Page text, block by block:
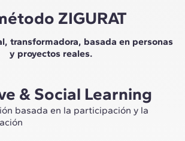
ZIGURAT
transformadora, basada en personas
y proyectos reales.
& Social Learning
basada en la participación y la